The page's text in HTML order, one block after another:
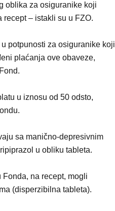
oblika za osiguranike koji
– istakli su u FZO.
potpunosti za osiguranike koji
plaćanja ove obaveze,
u iznosu od 50 odsto,
sa manično-depresivnim
u obliku tableta.
na recept, mogli
(disperzibilna tableta).